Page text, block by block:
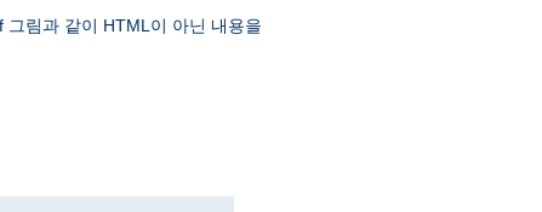
림과 같이 HTML이 아닌 내용을